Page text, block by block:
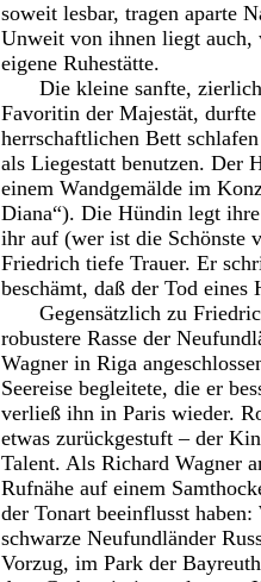
soweit lesbar, tragen aparte
Unweit von ihnen liegt auch,
eigene Ruhestätte.
Die kleine sanfte,
Favoritin der Majestät,
herrschaftlichen Bett
als Liegestatt benutzen. Der
einem Wandgemälde im
Diana“). Die Hündin legt
ihr auf (wer ist die Schönste
Friedrich tiefe Trauer. Er
beschämt, daß der Tod
Gegensätzlich zu
robustere Rasse der
Wagner in Riga
Seereise begleitete, die er
verließ ihn in Paris wieder.
etwas zurückgestuft – der
Talent. Als Richard Wagner
Rufnähe auf einem
der Tonart beeinflusst
schwarze Neufundländer
Vorzug, im Park der